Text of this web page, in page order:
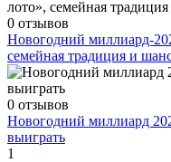
0 отзывов
Новогодний миллиард-
семейная традиция и
0 отзывов
Новогодний миллиард
выиграть
1